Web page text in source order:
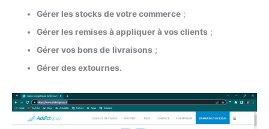
Gérer les stocks de votre commerce ;
Gérer les remises à appliquer à vos clients ;
Gérer vos bons de livraisons ;
Gérer des extournes.